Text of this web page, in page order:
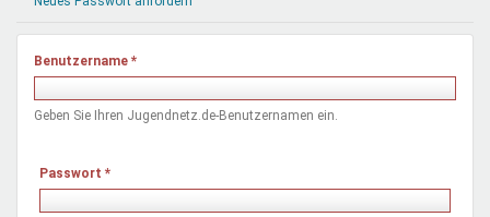
Demokratie & Beteiligung
Benutzername *
Geben Sie Ihren Jugendnetz.de-Benutzernamen ein.
Passwort *